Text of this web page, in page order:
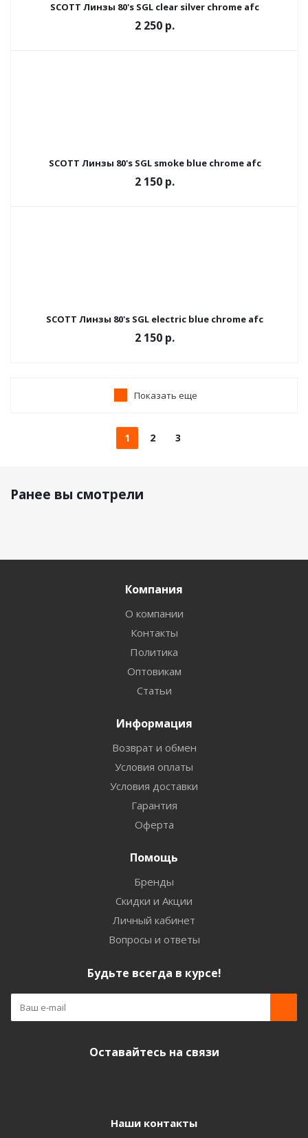
SCOTT Линзы 80's SGL clear silver chrome afc
2 250 р.
SCOTT Линзы 80's SGL smoke blue chrome afc
2 150 р.
SCOTT Линзы 80's SGL electric blue chrome afc
2 150 р.
Показать еще
1 2 3
Ранее вы смотрели
Компания
О компании
Контакты
Политика
Оптовикам
Статьи
Информация
Возврат и обмен
Условия оплаты
Условия доставки
Гарантия
Оферта
Помощь
Бренды
Скидки и Акции
Личный кабинет
Вопросы и ответы
Будьте всегда в курсе!
Оставайтесь на связи
Наши контакты